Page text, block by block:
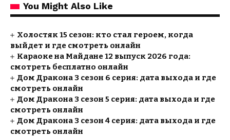
You Might Also Like
Холостяк 15 сезон: кто стал героем, когда
выйдет и где смотреть онлайн
Караоке на Майдане 12 выпуск 2026 года:
смотреть бесплатно онлайн
Дом Дракона 3 сезон 6 серия: дата выхода и где
смотреть онлайн
Дом Дракона 3 сезон 5 серия: дата выхода и где
смотреть онлайн
Дом Дракона 3 сезон 4 серия: дата выхода и где
смотреть онлайн